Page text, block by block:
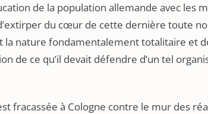
de la population allemande avec les
du cœur de cette dernière toute
la nature fondamentalement totalitaire et
de ce qu’il devait défendre d’un tel
fracassée à Cologne contre le mur des